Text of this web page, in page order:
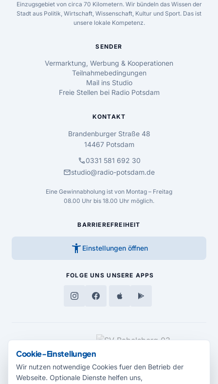
Einzugsgebiet von circa 70 Kilometern. Wir bündeln das Wissen der
Stadt aus Politik, Wirtschaft, Wissenschaft, Kultur und Sport. Das ist
unsere lokale Kompetenz.
SENDER
Vermarktung, Werbung & Kooperationen
Teilnahmebedingungen
Mail ins Studio
Freie Stellen bei Radio Potsdam
KONTAKT
Brandenburger Straße 48
14467 Potsdam
call0331 581 692 30
mailstudio@radio-potsdam.de
Eine Gewinnabholung ist von Montag – Freitag
08.00 Uhr bis 18.00 Uhr möglich.
BARRIEREFREIHEIT
accessibility_new Einstellungen öffnen
FOLGE UNS UNSERE APPS
MEDIENPARTNER
Cookie-Einstellungen
Wir nutzen notwendige Cookies fuer den Betrieb der
Webseite. Optionale Dienste helfen uns,